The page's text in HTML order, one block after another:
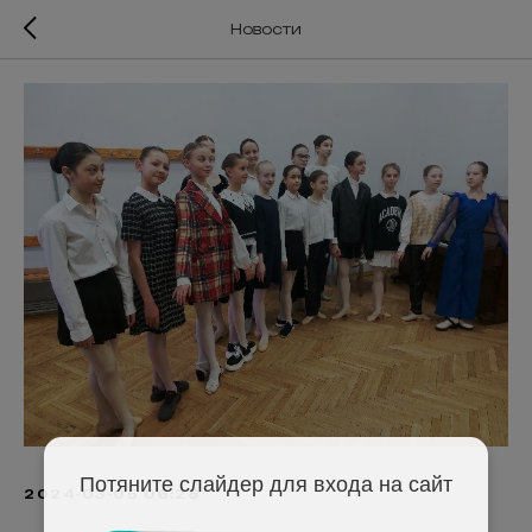
Потяните слайдер для входа на сайт
Новости
2024-03-05 06:28